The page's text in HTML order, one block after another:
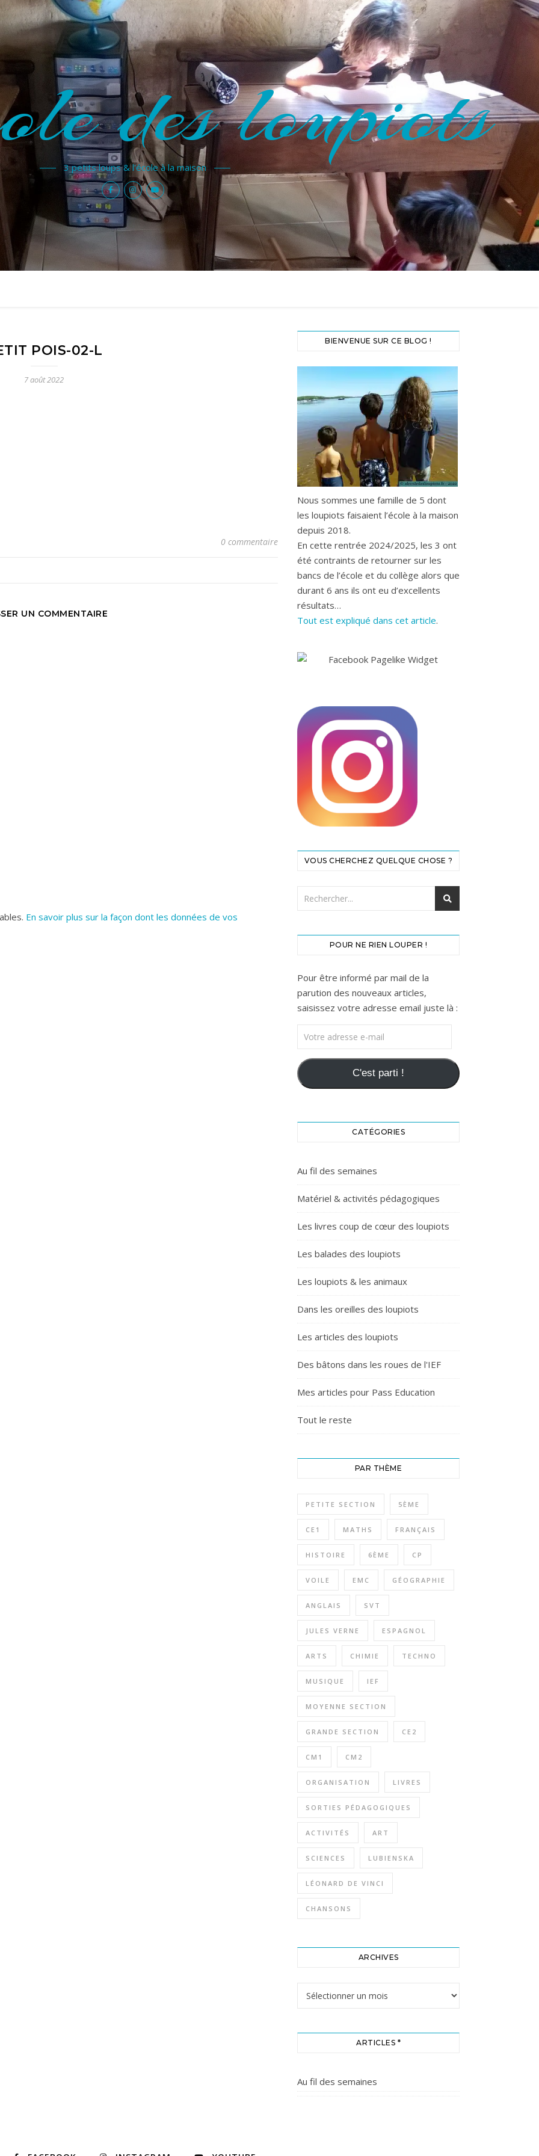
des loupiots
3 petits loups & l'école à la maison
POIS-02-L
7 août 2022
0 commentaire
UN COMMENTAIRE
En savoir plus sur la façon dont les données de vos
BIENVENUE SUR CE BLOG !
Nous sommes une famille de 5 dont
les loupiots faisaient l’école à la maison
depuis 2018.
En cette rentrée 2024/2025, les 3 ont
été contraints de retourner sur les
bancs de l’école et du collège alors que
durant 6 ans ils ont eu d’excellents
résultats…
Tout est expliqué dans cet article.
VOUS CHERCHEZ QUELQUE CHOSE ?
POUR NE RIEN LOUPER !
Pour être informé par mail de la
parution des nouveaux articles,
saisissez votre adresse email juste là :
Votre adresse e-mail
C'est parti !
CATÉGORIES
Au fil des semaines
Matériel & activités pédagogiques
Les livres coup de cœur des loupiots
Les balades des loupiots
Les loupiots & les animaux
Dans les oreilles des loupiots
Les articles des loupiots
Des bâtons dans les roues de l'IEF
Mes articles pour Pass Education
Tout le reste
PAR THÈME
PETITE SECTION 5ÈME
CE1 MATHS FRANÇAIS
HISTOIRE 6ÈME CP
VOILE EMC GÉOGRAPHIE
ANGLAIS SVT
JULES VERNE ESPAGNOL
ARTS CHIMIE TECHNO
MUSIQUE IEF
MOYENNE SECTION
GRANDE SECTION CE2
CM1 CM2
ORGANISATION LIVRES
SORTIES PÉDAGOGIQUES
ACTIVITÉS ART
SCIENCES LUBIENSKA
LÉONARD DE VINCI
CHANSONS
ARCHIVES
ARTICLES *
Au fil des semaines